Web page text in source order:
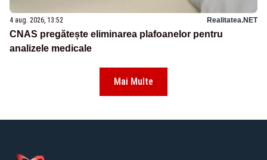
4 aug. 2026, 13:52 Realitatea.NET
CNAS pregătește eliminarea plafoanelor pentru
analizele medicale
Mai Multe